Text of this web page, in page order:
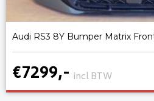
Audi RS3 8Y Bumper Matrix
€7299,- incl BTW